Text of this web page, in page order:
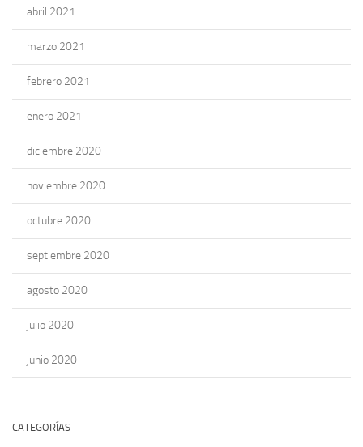
abril 2021
marzo 2021
febrero 2021
enero 2021
diciembre 2020
noviembre 2020
octubre 2020
septiembre 2020
agosto 2020
julio 2020
junio 2020
CATEGORÍAS